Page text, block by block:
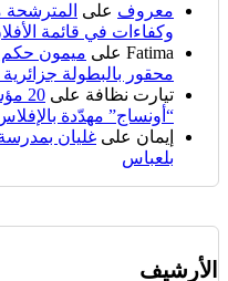
معروف على المترشحة
وكفاءات في قائمة
Fatima على ميمون حكم
محقور بالبطولة
تيارت نظافة على
20
“أونساج” مهدّدة
إيمان على غليان
بلعباس
الأرشيف